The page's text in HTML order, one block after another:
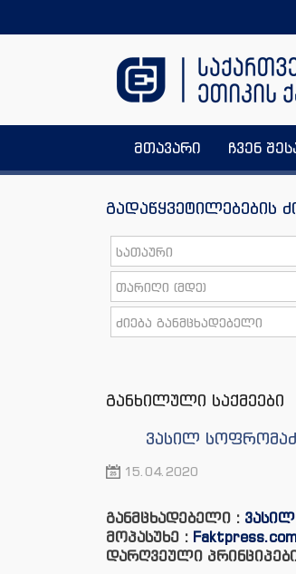
მთავარი ჩვენ
გადაწყვეტილებების
განხილული საქმეები
ვასილ
15.04.2020
განმცხადებელი :
მოპასუხე :
დარღვეული